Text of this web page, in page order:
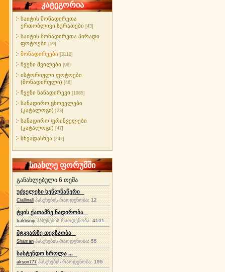
კატეგორია
საიტის მონადირეთა
ერთობლივი სურათები [43]
საიტის მონადირეთა პირადი
ფოტოები [59]
მონადირეები [3110]
ჩვენი შვილები [96]
ისტორიული ფოტოები
(მონადირული) [46]
ჩვენი ნანადირევი [1985]
სანადირო ცხოველები
(კატალოგი) [23]
სანადირო ფრინველები
(კატალოგი) [47]
სხვადასხვა [242]
სიახლე ფორუმში
განახლებული 6 თემა
უძველესი ხეწლნაწერი
Ciallinall პასუხების რაოდენობა:12
ტყის ქათამზე ნადირობა
Iraklisnip პასუხების რაოდენობა: 4101
მტკვარზე თევზაობა
Shaman პასუხების რაოდენობა:55
სასტენდო სროლა ...
akson777 პასუხების რაოდენობა:195